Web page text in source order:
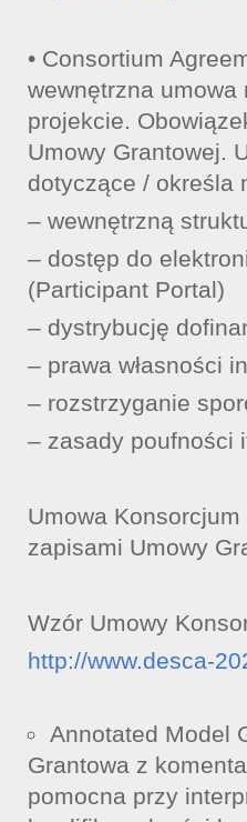
• Consortium
wewnętrzna umowa
projekcie.
Umowy Grantowej.
dotyczące / określa
– wewnętrzną
– dostęp do
(Participant Portal)
– dystrybucję
– prawa własności
– rozstrzyganie
– zasady poufności
Umowa
zapisami Umowy
Wzór Umowy
http://www.desca-
Annotated Model
Grantowa z
pomocna przy